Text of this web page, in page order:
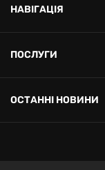
НАВІГАЦІЯ
ПОСЛУГИ
ОСТАННІ НОВИНИ